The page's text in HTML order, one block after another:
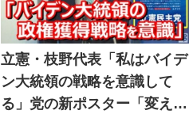
立憲・枝野代表「私はバイデ
ン大統領の戦略を意識して
る」党の新ポスター「変えよ